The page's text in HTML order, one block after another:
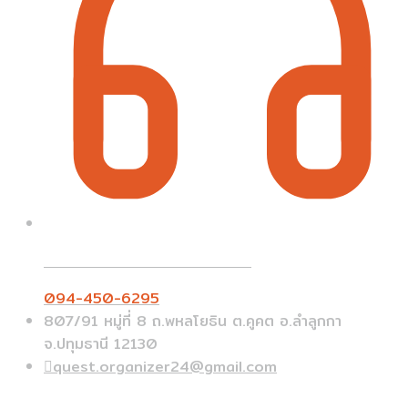
094-450-6295
807/91 หมู่ที่ 8 ถ.พหลโยธิน ต.คูคต อ.ลำลูกกา
จ.ปทุมธานี 12130
quest.organizer24@gmail.com